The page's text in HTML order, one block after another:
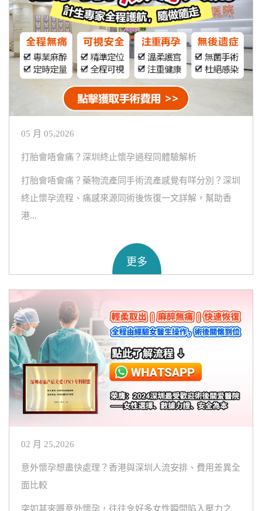
05 月 05,2026
打胎會唔會痛？深圳終止懷孕過程同體驗解析
打胎會唔會痛？藥物流產同手術流產感覺有咩分別？深圳
終止懷孕流程、痛感來源同術後恢復一文詳解，幫助香
港...
更多
02 月 25,2026
意外懷孕想盡快處理？香港與深圳人流安排、費用差異全
面比較
突如其來嘅意外懷孕，往往令好多女性瞬間陷入壓力之